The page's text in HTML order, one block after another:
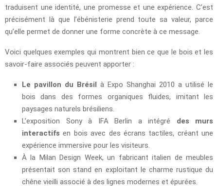
traduisent une identité, une promesse et une expérience. C’est
précisément là que l’ébénisterie prend toute sa valeur, parce
qu’elle permet de donner une forme concrète à ce message.
Voici quelques exemples qui montrent bien ce que le bois et les
savoir-faire associés peuvent apporter :
Le pavillon du Brésil à Expo Shanghai 2010 a utilisé le
bois dans des formes organiques fluides, imitant les
paysages naturels brésiliens.
L’exposition Sony à IFA Berlin a intégré des murs
interactifs en bois avec des écrans tactiles, créant une
expérience immersive pour les visiteurs.
À la Milan Design Week, un fabricant italien de meubles
présentait son stand en exploitant le charme rustique du
chêne vieilli associé à des lignes modernes et épurées.